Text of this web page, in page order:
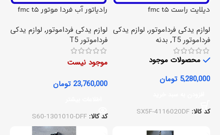
دیلایت راست fmc t5
لوازم یدکی فرداموتور, لوازم یدکی
فرداموتور T5
, بدنه
محصولات موجود
5,280,000 تومان
کد کالا: SX5F-4116020DF
رادیاتور آب فردا موتور fmc t5
لوازم یدکی فرداموتور, لوازم یدکی
فرداموتور T5
موجود نیست
23,760,000 تومان
کد کالا: S60-1301010-DFF